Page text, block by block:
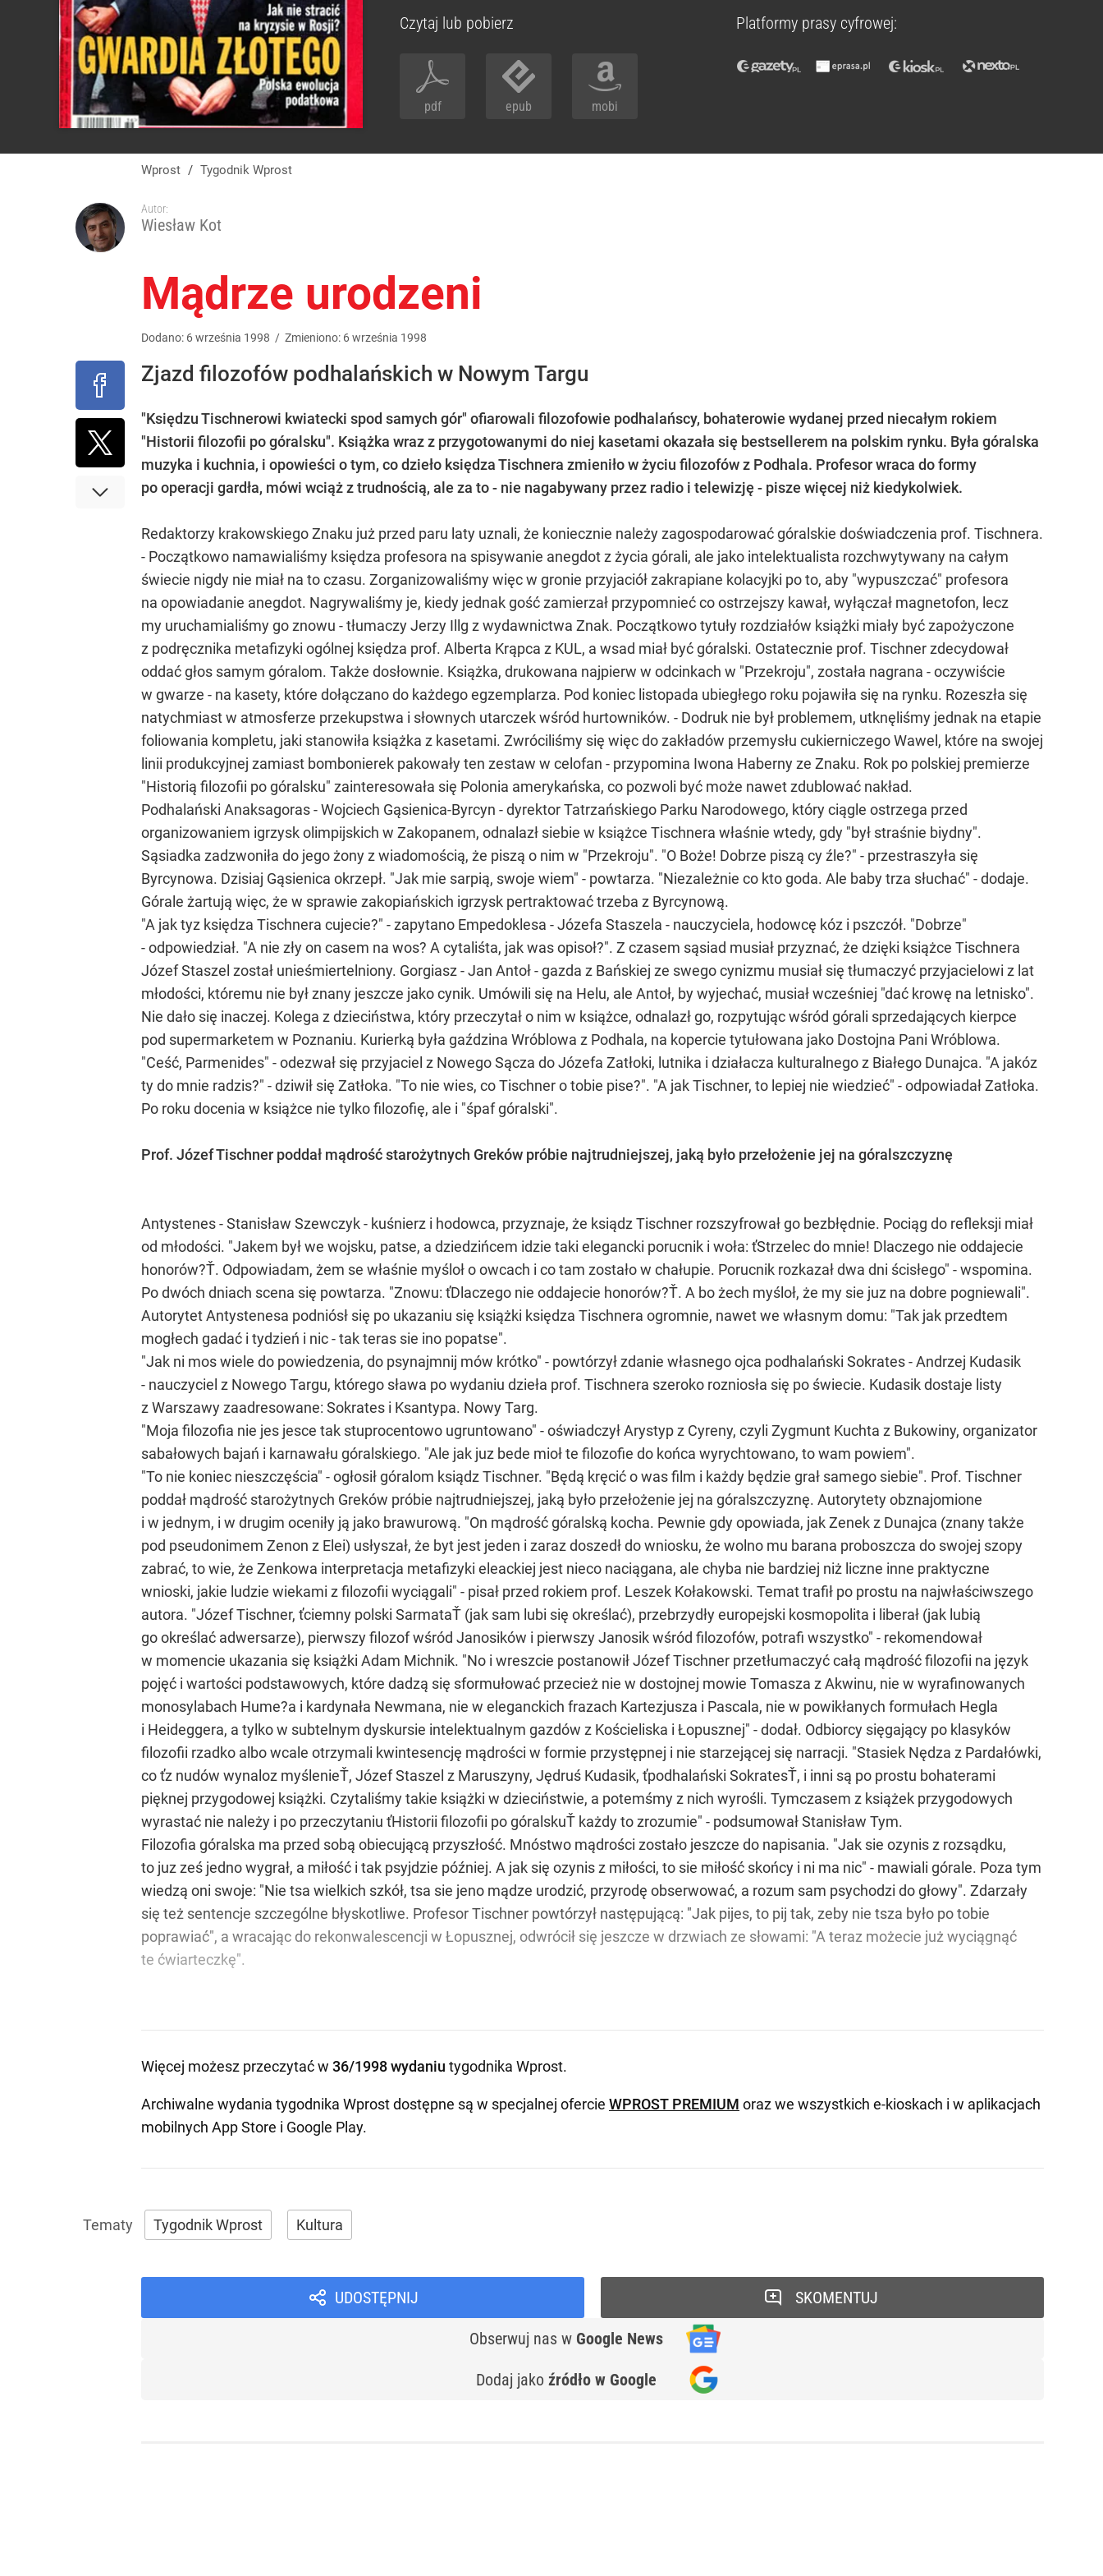
Czytaj lub pobierz
pdf epub mobi
Platformy prasy cyfrowej:
Wprost / Tygodnik Wprost
Autor:
Wiesław Kot
Mądrze urodzeni
Dodano: 6września 1998 / Zmieniono: 6września 1998
Zjazd filozofów podhalańskich w Nowym Targu
"Księdzu Tischnerowi kwiatecki spod samych gór" ofiarowali filozofowie podhalańscy, bohaterowie wydanej przed niecałym rokiem
"Historii filozofii po góralsku". Książka wraz z przygotowanymi do niej kasetami okazała się bestsellerem na polskim rynku. Była góralska
muzyka i kuchnia, i opowieści o tym, co dzieło księdza Tischnera zmieniło w życiu filozofów z Podhala. Profesor wraca do formy
po operacji gardła, mówi wciąż z trudnością, ale za to - nie nagabywany przez radio i telewizję - pisze więcej niż kiedykolwiek.
Redaktorzy krakowskiego Znaku już przed paru laty uznali, że koniecznie należy zagospodarować góralskie doświadczenia prof. Tischnera.
- Początkowo namawialiśmy księdza profesora na spisywanie anegdot z życia górali, ale jako intelektualista rozchwytywany na całym
świecie nigdy nie miał na to czasu. Zorganizowaliśmy więc w gronie przyjaciół zakrapiane kolacyjki po to, aby "wypuszczać" profesora
na opowiadanie anegdot. Nagrywaliśmy je, kiedy jednak gość zamierzał przypomnieć co ostrzejszy kawał, wyłączał magnetofon, lecz
my uruchamialiśmy go znowu - tłumaczy Jerzy Illg z wydawnictwa Znak. Początkowo tytuły rozdziałów książki miały być zapożyczone
z podręcznika metafizyki ogólnej księdza prof. Alberta Krąpca z KUL, a wsad miał być góralski. Ostatecznie prof. Tischner zdecydował
oddać głos samym góralom. Także dosłownie. Książka, drukowana najpierw w odcinkach w "Przekroju", została nagrana - oczywiście
w gwarze - na kasety, które dołączano do każdego egzemplarza. Pod koniec listopada ubiegłego roku pojawiła się na rynku. Rozeszła się
natychmiast w atmosferze przekupstwa i słownych utarczek wśród hurtowników. - Dodruk nie był problemem, utknęliśmy jednak na etapie
foliowania kompletu, jaki stanowiła książka z kasetami. Zwróciliśmy się więc do zakładów przemysłu cukierniczego Wawel, które na swojej
linii produkcyjnej zamiast bombonierek pakowały ten zestaw w celofan - przypomina Iwona Haberny ze Znaku. Rok po polskiej premierze
"Historią filozofii po góralsku" zainteresowała się Polonia amerykańska, co pozwoli być może nawet zdublować nakład.
Podhalański Anaksagoras - Wojciech Gąsienica-Byrcyn - dyrektor Tatrzańskiego Parku Narodowego, który ciągle ostrzega przed
organizowaniem igrzysk olimpijskich w Zakopanem, odnalazł siebie w książce Tischnera właśnie wtedy, gdy "był straśnie biydny".
Sąsiadka zadzwoniła do jego żony z wiadomością, że piszą o nim w "Przekroju". "O Boże! Dobrze piszą cy źle?" - przestraszyła się
Byrcynowa. Dzisiaj Gąsienica okrzepł. "Jak mie sarpią, swoje wiem" - powtarza. "Niezależnie co kto goda. Ale baby trza słuchać" - dodaje.
Górale żartują więc, że w sprawie zakopiańskich igrzysk pertraktować trzeba z Byrcynową.
"A jak tyz księdza Tischnera cujecie?" - zapytano Empedoklesa - Józefa Staszela - nauczyciela, hodowcę kóz i pszczół. "Dobrze"
- odpowiedział. "A nie zły on casem na wos? A cytaliśta, jak was opisoł?". Z czasem sąsiad musiał przyznać, że dzięki książce Tischnera
Józef Staszel został unieśmiertelniony. Gorgiasz - Jan Antoł - gazda z Bańskiej ze swego cynizmu musiał się tłumaczyć przyjacielowi z lat
młodości, któremu nie był znany jeszcze jako cynik. Umówili się na Helu, ale Antoł, by wyjechać, musiał wcześniej "dać krowę na letnisko".
Nie dało się inaczej. Kolega z dzieciństwa, który przeczytał o nim w książce, odnalazł go, rozpytując wśród górali sprzedających kierpce
pod supermarketem w Poznaniu. Kurierką była gaździna Wróblowa z Podhala, na kopercie tytułowana jako Dostojna Pani Wróblowa.
"Ceść, Parmenides" - odezwał się przyjaciel z Nowego Sącza do Józefa Zatłoki, lutnika i działacza kulturalnego z Białego Dunajca. "A jakóz
ty do mnie radzis?" - dziwił się Zatłoka. "To nie wies, co Tischner o tobie pise?". "A jak Tischner, to lepiej nie wiedzieć" - odpowiadał Zatłoka.
Po roku docenia w książce nie tylko filozofię, ale i "śpaf góralski".
Prof. Józef Tischner poddał mądrość starożytnych Greków próbie najtrudniejszej, jaką było przełożenie jej na góralszczyznę
Antystenes - Stanisław Szewczyk - kuśnierz i hodowca, przyznaje, że ksiądz Tischner rozszyfrował go bezbłędnie. Pociąg do refleksji miał
od młodości. "Jakem był we wojsku, patse, a dziedzińcem idzie taki elegancki porucnik i woła: ťStrzelec do mnie! Dlaczego nie oddajecie
honorów?Ť. Odpowiadam, żem se właśnie myśloł o owcach i co tam zostało w chałupie. Porucnik rozkazał dwa dni ścisłego" - wspomina.
Po dwóch dniach scena się powtarza. "Znowu: ťDlaczego nie oddajecie honorów?Ť. A bo żech myśloł, że my sie juz na dobre pogniewali".
Autorytet Antystenesa podniósł się po ukazaniu się książki księdza Tischnera ogromnie, nawet we własnym domu: "Tak jak przedtem
mogłech gadać i tydzień i nic - tak teras sie ino popatse".
"Jak ni mos wiele do powiedzenia, do psynajmnij mów krótko" - powtórzył zdanie własnego ojca podhalański Sokrates - Andrzej Kudasik
- nauczyciel z Nowego Targu, którego sława po wydaniu dzieła prof. Tischnera szeroko rozniosła się po świecie. Kudasik dostaje listy
z Warszawy zaadresowane: Sokrates i Ksantypa. Nowy Targ.
"Moja filozofia nie jes jesce tak stuprocentowo ugruntowano" - oświadczył Arystyp z Cyreny, czyli Zygmunt Kuchta z Bukowiny, organizator
sabałowych bajań i karnawału góralskiego. "Ale jak juz bede mioł te filozofie do końca wyrychtowano, to wam powiem".
"To nie koniec nieszczęścia" - ogłosił góralom ksiądz Tischner. "Będą kręcić o was film i każdy będzie grał samego siebie". Prof. Tischner
poddał mądrość starożytnych Greków próbie najtrudniejszej, jaką było przełożenie jej na góralszczyznę. Autorytety obznajomione
i w jednym, i w drugim oceniły ją jako brawurową. "On mądrość góralską kocha. Pewnie gdy opowiada, jak Zenek z Dunajca (znany także
pod pseudonimem Zenon z Elei) usłyszał, że byt jest jeden i zaraz doszedł do wniosku, że wolno mu barana proboszcza do swojej szopy
zabrać, to wie, że Zenkowa interpretacja metafizyki eleackiej jest nieco naciągana, ale chyba nie bardziej niż liczne inne praktyczne
wnioski, jakie ludzie wiekami z filozofii wyciągali" - pisał przed rokiem prof. Leszek Kołakowski. Temat trafił po prostu na najwłaściwszego
autora. "Józef Tischner, ťciemny polski SarmataŤ (jak sam lubi się określać), przebrzydły europejski kosmopolita i liberał (jak lubią
go określać adwersarze), pierwszy filozof wśród Janosików i pierwszy Janosik wśród filozofów, potrafi wszystko" - rekomendował
w momencie ukazania się książki Adam Michnik. "No i wreszcie postanowił Józef Tischner przetłumaczyć całą mądrość filozofii na język
pojęć i wartości podstawowych, które dadzą się sformułować przecież nie w dostojnej mowie Tomasza z Akwinu, nie w wyrafinowanych
monosylabach Hume?a i kardynała Newmana, nie w eleganckich frazach Kartezjusza i Pascala, nie w powikłanych formułach Hegla
i Heideggera, a tylko w subtelnym dyskursie intelektualnym gazdów z Kościeliska i Łopusznej" - dodał. Odbiorcy sięgający po klasyków
filozofii rzadko albo wcale otrzymali kwintesencję mądrości w formie przystępnej i nie starzejącej się narracji. "Stasiek Nędza z Pardałówki,
co ťz nudów wynaloz myślenieŤ, Józef Staszel z Maruszyny, Jędruś Kudasik, ťpodhalański SokratesŤ, i inni są po prostu bohaterami
pięknej przygodowej książki. Czytaliśmy takie książki w dzieciństwie, a potemśmy z nich wyrośli. Tymczasem z książek przygodowych
wyrastać nie należy i po przeczytaniu ťHistorii filozofii po góralskuŤ każdy to zrozumie" - podsumował Stanisław Tym.
Filozofia góralska ma przed sobą obiecującą przyszłość. Mnóstwo mądrości zostało jeszcze do napisania. "Jak sie ozynis z rozsądku,
to juz ześ jedno wygrał, a miłość i tak psyjdzie później. A jak się ozynis z miłości, to sie miłość skońcy i ni ma nic" - mawiali górale. Poza tym
wiedzą oni swoje: "Nie tsa wielkich szkół, tsa sie jeno mądze urodzić, przyrodę obserwować, a rozum sam psychodzi do głowy". Zdarzały
się też sentencje szczególne błyskotliwe. Profesor Tischner powtórzył następującą: "Jak pijes, to pij tak, zeby nie tsza było po tobie
poprawiać", a wracając do rekonwalescencji w Łopusznej, odwrócił się jeszcze w drzwiach ze słowami: "A teraz możecie już wyciągnąć
te ćwiarteczkę".
Więcej możesz przeczytać w 36/1998 wydaniu tygodnika Wprost.
Archiwalne wydania tygodnika Wprost dostępne są w specjalnej ofercie WPROST PREMIUM oraz we wszystkich e-kioskach i w aplikacjach
mobilnych App Store i Google Play.
Tygodnik Wprost Kultura
UDOSTĘPNIJ
Obserwuj nas w Google News
Dodaj jako źródło w Google
SKOMENTUJ